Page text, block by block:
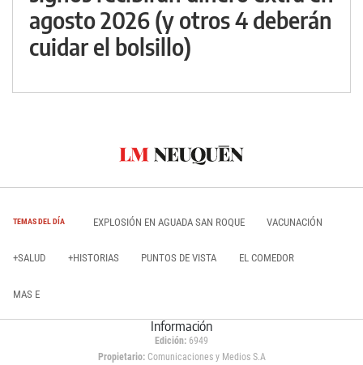
agosto 2026 (y otros 4 deberán
cuidar el bolsillo)
TEMAS DEL DÍA EXPLOSIÓN EN AGUADA SAN ROQUE VACUNACIÓN
+SALUD +HISTORIAS PUNTOS DE VISTA EL COMEDOR
MAS E
Información
Edición: 6949
Propietario:Comunicaciones y Medios S.A